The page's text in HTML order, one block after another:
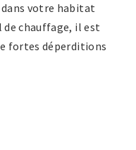
dans votre habitat
de chauffage, il est
fortes déperditions